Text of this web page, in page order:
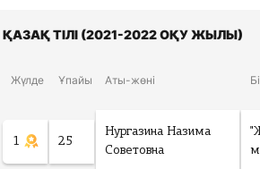
ҚАЗАҚ ТІЛІ (2021-2022 ОҚУ ЖЫЛЫ)
Жүлде Ұпайы Аты-жөні
1 25
Нургазина Назима
Советовна